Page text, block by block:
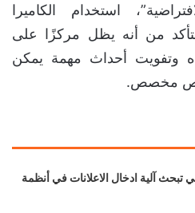
استخدام الكاميرا
من أنه يظل مركزًا على
وتفويت أحداث مهمة يمكن
مخصص.
آلية ادخال الاعلانات في أنظمة